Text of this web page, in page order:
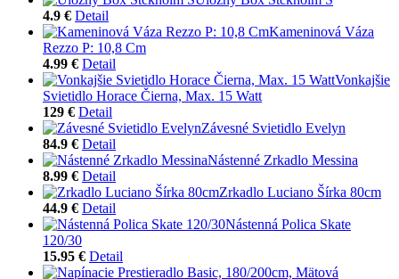
4.9 € Detail
Kameninová Váza
Rezzo P: 10,8 Cm
4.99 € Detail
Vonkajšie
Svietidlo Horace Čierna, Max. 15 Watt
129 € Detail
Závesné Svietidlo Evelyn
84.9 € Detail
Nástenné Zrkadlo Messina
8.99 € Detail
Zrkadlo Luciano Šírka 80cm
44.9 € Detail
Nástenná Polica Skate
120/30
15.95 € Detail